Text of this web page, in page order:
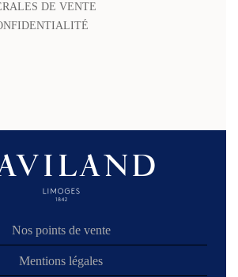
DE VENTE
Nos points de vente
Mentions légales